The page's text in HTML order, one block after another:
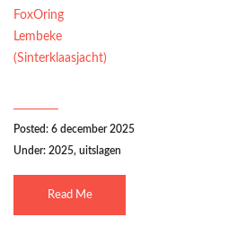
Posted: 6 december 2025
Under: 2025, uitslagen
Read Me